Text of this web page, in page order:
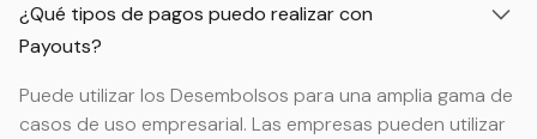
¿Qué tipos de pagos puedo realizar con
Payouts?
Puede utilizar los Desembolsos para una amplia gama de
casos de uso empresarial. Las empresas pueden utilizar